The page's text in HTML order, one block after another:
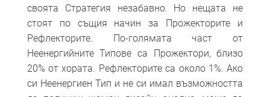
своята Стратегия незабавно. Но нещата не
стоят по същия начин за Прожекторите и
Рефлекторите. По-голямата част от
Неенергийните Типове са Прожектори, близо
20% от хората. Рефлекторите са около 1%. Ако
си Неенергиен Тип и не си имал възможността